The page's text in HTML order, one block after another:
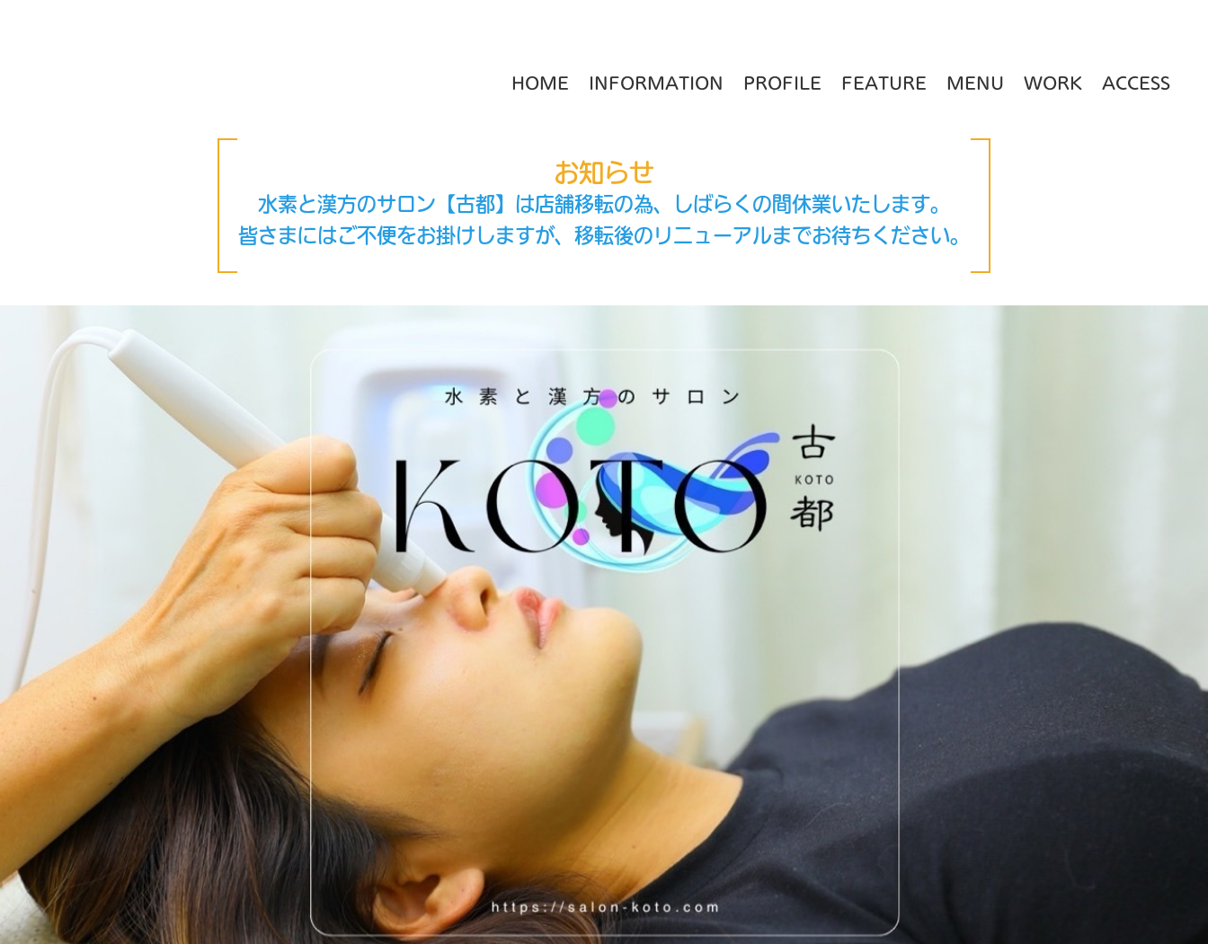
HOME INFORMATION PROFILE FEATURE MENU WORK ACCESS
お知らせ
水素と漢方のサロン【古都】は店舗移転の為、しばらくの間休業いたします。
皆さまにはご不便をお掛けしますが、移転後のリニューアルまでお待ちください。